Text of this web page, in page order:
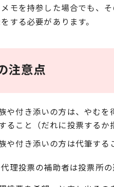
モを持参した場合でも、
する必要があります。
注意点
や付き添いの方は、やむ
ること（だれに投票するか
や付き添いの方は代筆する
理投票の補助者は投票所の